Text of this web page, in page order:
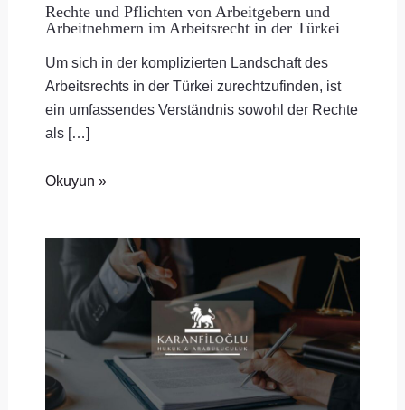
Rechte und Pflichten von Arbeitgebern und
Arbeitnehmern im Arbeitsrecht in der Türkei
Um sich in der komplizierten Landschaft des
Arbeitsrechts in der Türkei zurechtzufinden, ist
ein umfassendes Verständnis sowohl der Rechte
als […]
Okuyun »